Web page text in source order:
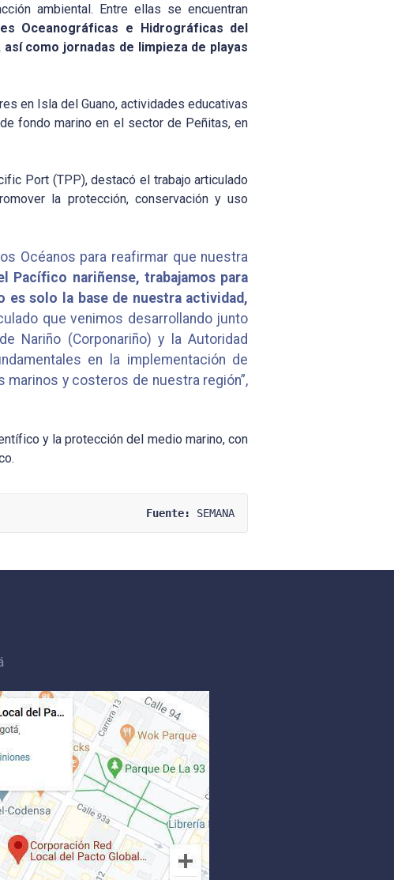
ambiental. Entre ellas se encuentran
Oceanográficas e Hidrográficas del
como jornadas de limpieza de playas
en Isla del Guano, actividades educativas
fondo marino en el sector de Peñitas, en
Port (TPP), destacó el trabajo articulado
la protección, conservación y uso
Océanos para reafirmar que nuestra
Pacífico nariñense, trabajamos para
solo la base de nuestra actividad,
que venimos desarrollando junto
Nariño (Corponariño) y la Autoridad
en la implementación de
y costeros de nuestra región”,
y la protección del medio marino, con
Fuente: SEMANA